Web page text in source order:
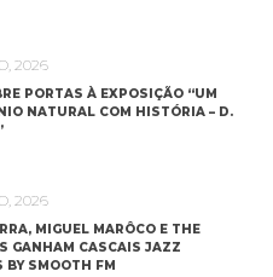
2026
PORTAS À EXPOSIÇÃO “UM
NATURAL COM HISTÓRIA – D.
2026
MIGUEL MARÔCO E THE
GANHAM CASCAIS JAZZ
BY SMOOTH FM